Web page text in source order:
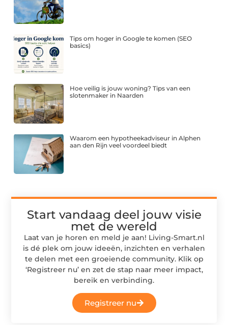
Tips om hoger in Google te komen (SEO
basics)
Hoe veilig is jouw woning? Tips van een
slotenmaker in Naarden
Waarom een hypotheekadviseur in Alphen
aan den Rijn veel voordeel biedt
Start vandaag deel jouw visie
met de wereld
Laat van je horen en meld je aan! Living-Smart.nl
is dé plek om jouw ideeën, inzichten en verhalen
te delen met een groeiende community. Klik op
‘Registreer nu’ en zet de stap naar meer impact,
bereik en verbinding.
Registreer nu